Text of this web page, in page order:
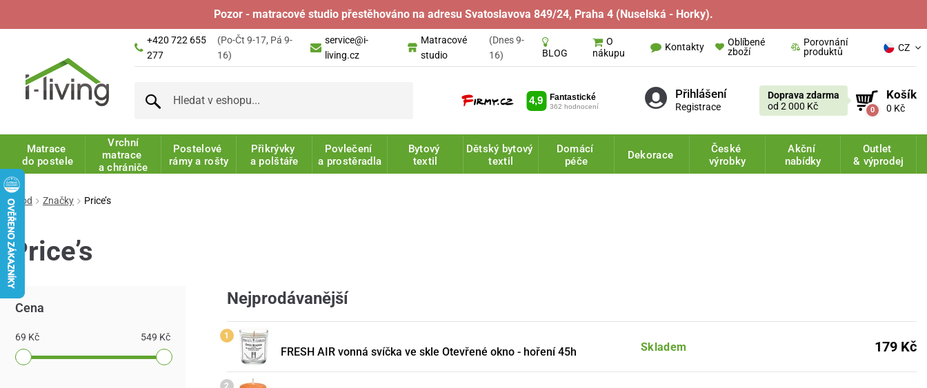
Pozor - matracové studio přestěhováno na adresu Svatoslavova 849/24, Praha 4 (Nuselská - Horky).
+420 722 655
277
(Po-Čt 9-17, Pá 9-
16)
service@i-
living.cz
Matracové
studio
(Dnes 9-
16)
BLOG
O
nákupu
Kontakty
Oblíbené
zboží
Porovnání
produktů
CZ
Přihlášení
Registrace
Doprava zdarma
od 2 000 Kč
0
Košík
0 Kč
Matrace
do postele
Vrchní
matrace
a chrániče
Postelové
rámy a rošty
Přikrývky
a polštáře
Povlečení
a prostěradla
Bytový
textil
Dětský bytový
textil
Domácí
péče
Dekorace
České
výrobky
Akční
nabídky
Outlet
& výprodej
Úvod Značky Price’s
Price’s
Nejprodávanější
FRESH AIR vonná svíčka ve skle Otevřené okno - hoření 45h Skladem 179 Kč
Cena
69 Kč 549 Kč